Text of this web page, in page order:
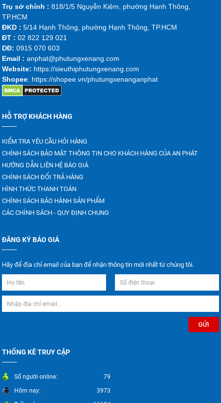
Trụ sở chính : 818/1/5 Nguyễn Kiệm, phường Hạnh Thông,
TP.HCM
ĐKD :5/14 Hạnh Thông, phường Hạnh Thông, TP.HCM
ĐT : 02 822 129 021
DĐ:0915 070 603
Email :anphat@phutungxenang.com
Website: https://sieuthiphutungxenang.com
Shopee: https://shopee.vn/phutungxenanganphat
HỖ TRỢ KHÁCH HÀNG
KIỂM TRA YÊU CẦU HỎI HÀNG
CHÍNH SÁCH BẢO MẬT THÔNG TIN CHO KHÁCH HÀNG CỦA AN PHÁT
HƯỚNG DẪN LIÊN HỆ BÁO GIÁ
CHÍNH SÁCH ĐỔI TRẢ HÀNG
HÌNH THỨC THANH TOÁN
CHÍNH SÁCH BẢO HÀNH SẢN PHẨM
CÁC CHÍNH SÁCH - QUY ĐỊNH CHUNG
ĐĂNG KÝ BÁO GIÁ
Hãy để địa chỉ email của bạn để nhận thông tin mới nhất từ chúng tôi.
THỐNG KÊ TRUY CẬP
Số người online:
79
Hôm nay:
3973